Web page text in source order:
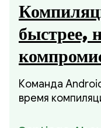
быстрее,
Команда
время